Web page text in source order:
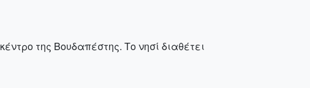
της Βουδαπέστης. Το νησί διαθέτει